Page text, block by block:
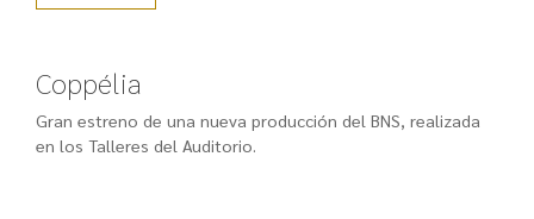
Coppélia
Gran estreno de una nueva producción del BNS, realizada
en los Talleres del Auditorio.